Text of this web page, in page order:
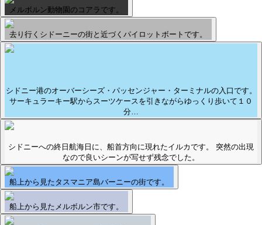
メルボルン動物園のコアラです。
去り行くシドーニーの街と近づくパイロットボートです。
シドニー港のオーバーシーズ・パッセンジャー・ターミナルの入口です。
サーキュラーキー駅からスーツケースを引きながらゆっくり歩いて１０
分…
シドニーへの終日航海日に、船首方向に現れたイルカです。 突然の出現
なので良いシーンが写せず残念でした。
船上から見たタスマニア島バーニーの街です。
船上から見たメルボルン市です。